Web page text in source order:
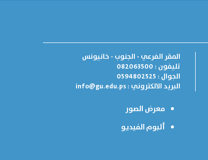
المقر الفرعي - الجنوب - خانيونس
تليفون : 082063500
الجوال : 0594802525
البريد الالكتروني :info@gu.edu.ps
معرض الصور
ألبوم الفيديو